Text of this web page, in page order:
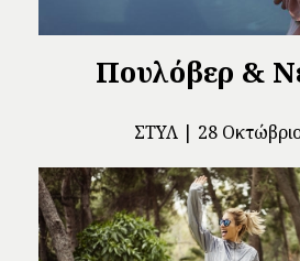
Πουλόβερ &
ΣΤΥΛ 28